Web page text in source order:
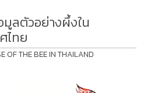
ลตัวอย่างผึ้งใน
ไทย
OF THE BEE IN THAILAND